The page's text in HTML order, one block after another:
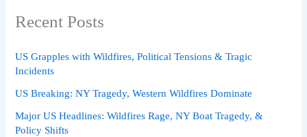
Recent Posts
US Grapples with Wildfires, Political Tensions & Tragic
Incidents
US Breaking: NY Tragedy, Western Wildfires Dominate
Major US Headlines: Wildfires Rage, NY Boat Tragedy, &
Policy Shifts